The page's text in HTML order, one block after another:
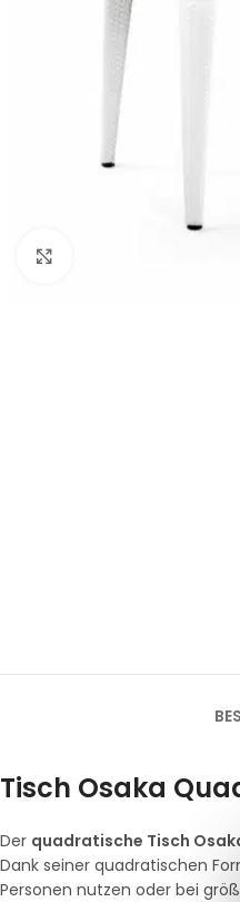
Tisch Osaka
Der quadratische Tisch
Dank seiner quadratischen
Personen nutzen oder bei